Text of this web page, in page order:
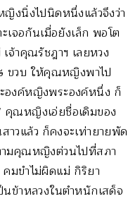
งนิ่งไปนิดหนึ่งแล้วจึงว่า
เจอกันเมื่อยังเล็ก พอโต
จ้าคุณรัชฎาฯ เลยหวง
ขวบ ให้คุณหญิงพาไป
องค์หญิงพระองค์หนึ่ง ก็
คุณหญิงเอ่ยชื่อเดิมของ
วแล้ว ก็คงจะเท่ายายพัด
มคุณหญิงต่วนไปที่สภา
มขำไม่ผิดแม่ กิริยา
ข้าหลวงในตำหนักเสด็จ